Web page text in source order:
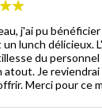
j'ai pu
délicieux. L'accueil , les
du
Je
Merci pour ce